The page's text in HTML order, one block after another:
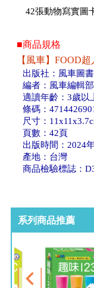
42張動物寫實圖
■商品規格
【風車】FOOD
出版社：風車圖
編者：風車編輯部
適讀年齡：3歲以
條碼：
尺寸：
頁數：42頁
出版時間：2024
產地：台灣
商品檢驗標誌：
系列商品推薦